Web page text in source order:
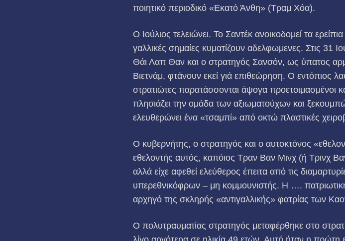
ποιητικό περιοδικό «Εκατό Άνθη» (Τραμ Χόα).
Ο Ιούλιος τελειώνει. Το Σαντέκ ανοικοδομεί τα
γαλλι­κές σημαίες κυματίζουν αδελφωμενες. Στις 31
Θάι Λαπ Θαν και ο στρατηγός Σανσόν, ως ύπατος
Βιετνάμ, φτάνουν εκεί γιά επιθεώρηση. Ο εντόπιος
στρατιώτες παρατάσσονται άψογα προετοιμασμένοι
πλησιάζει την ομάδα των αξιωματούχων και
ελευθερώνει ένα «τσαμπί» από οκτώ πλαστικές
Ο κυβερνήτης, ο στρατηγός και ο αυτοκτόνος
εθελοντής αυτός, καπόιος Τραν Βαν Μινχ (ή Τρινχ
αλλά είχε αφεθεί ελεύθερος έπειτα από τις
υπερεθνικόφρων – μη κομμουνιστής. Η ….
αρχηγό της σκληρής «αντιγαλλικής» φατρίας των
Ο πολυτραυματίας στρατηγός μεταφέρθηκε στο